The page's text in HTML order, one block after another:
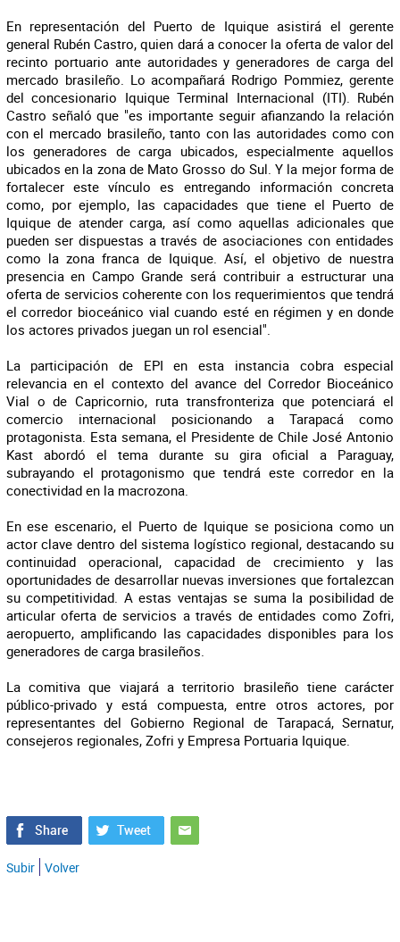
En representación del Puerto de Iquique asistirá el gerente
general Rubén Castro, quien dará a conocer la oferta de valor del
recinto portuario ante autoridades y generadores de carga del
mercado brasileño. Lo acompañará Rodrigo Pommiez, gerente
del concesionario Iquique Terminal Internacional (ITI). Rubén
Castro señaló que "es importante seguir afianzando la relación
con el mercado brasileño, tanto con las autoridades como con
los generadores de carga ubicados, especialmente aquellos
ubicados en la zona de Mato Grosso do Sul. Y la mejor forma de
fortalecer este vínculo es entregando información concreta
como, por ejemplo, las capacidades que tiene el Puerto de
Iquique de atender carga, así como aquellas adicionales que
pueden ser dispuestas a través de asociaciones con entidades
como la zona franca de Iquique. Así, el objetivo de nuestra
presencia en Campo Grande será contribuir a estructurar una
oferta de servicios coherente con los requerimientos que tendrá
el corredor bioceánico vial cuando esté en régimen y en donde
los actores privados juegan un rol esencial".
La participación de EPI en esta instancia cobra especial
relevancia en el contexto del avance del Corredor Bioceánico
Vial o de Capricornio, ruta transfronteriza que potenciará el
comercio internacional posicionando a Tarapacá como
protagonista. Esta semana, el Presidente de Chile José Antonio
Kast abordó el tema durante su gira oficial a Paraguay,
subrayando el protagonismo que tendrá este corredor en la
conectividad en la macrozona.
En ese escenario, el Puerto de Iquique se posiciona como un
actor clave dentro del sistema logístico regional, destacando su
continuidad operacional, capacidad de crecimiento y las
oportunidades de desarrollar nuevas inversiones que fortalezcan
su competitividad. A estas ventajas se suma la posibilidad de
articular oferta de servicios a través de entidades como Zofri,
aeropuerto, amplificando las capacidades disponibles para los
generadores de carga brasileños.
La comitiva que viajará a territorio brasileño tiene carácter
público-privado y está compuesta, entre otros actores, por
representantes del Gobierno Regional de Tarapacá, Sernatur,
consejeros regionales, Zofri y Empresa Portuaria Iquique.
Subir Volver